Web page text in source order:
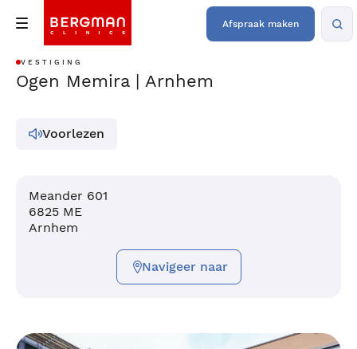
Afspraak maken
VESTIGING
Ogen Memira | Arnhem
Voorlezen
Meander 601
6825 ME
Arnhem
Navigeer naar